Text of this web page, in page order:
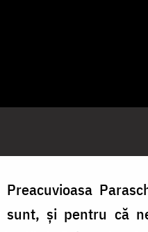
sunt, și pentru că